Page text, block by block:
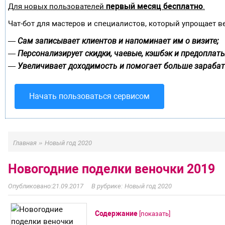
Для новых пользователей первый месяц бесплатно.
Чат-бот для мастеров и специалистов, который упрощает
— Сам записывает клиентов и напоминает им о визите;
— Персонализирует скидки, чаевые, кэшбэк и
— Увеличивает доходимость и помогает больше
Начать пользоваться сервисом
Главная » Новый год 2020
Новогодние поделки веночки 2019
21.09.2017 Новый год 2020
Содержание [показать]